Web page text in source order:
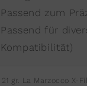
Passend zum
Passend für
Kompatibilität)